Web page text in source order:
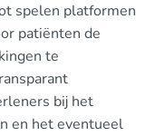
spelen platformen
patiënten de
te
bij het
en het eventueel